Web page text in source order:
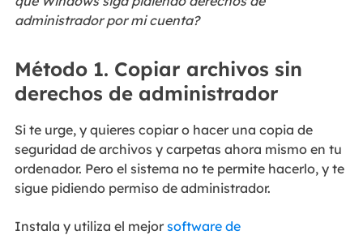
administrador por mi cuenta?
Método 1. Copiar archivos sin
derechos de administrador
Si te urge, y quieres copiar o hacer una copia de
seguridad de archivos y carpetas ahora mismo en tu
ordenador. Pero el sistema no te permite hacerlo, y te
sigue pidiendo permiso de administrador.
Instala y utiliza el mejor software de